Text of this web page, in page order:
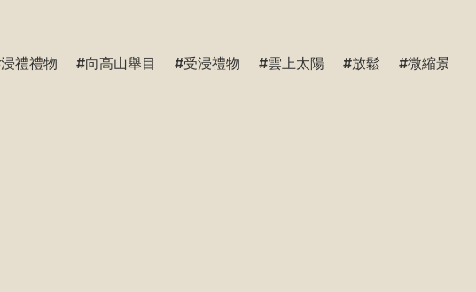
浸禮禮物 向高山舉目 受浸禮物 雲上太陽 放鬆 微縮景觀